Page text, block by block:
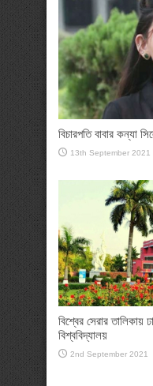
বিচারপতি বাবার কন্যা
13th September 2021
বিশ্বের সেরার তালিকায়
বিশ্ববিদ্যালয়
2nd September 2021